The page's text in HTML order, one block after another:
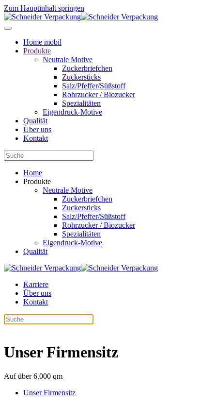
Zum Hauptinhalt springen
Home mobil
Produkte
Neutrale Motive
Zuckerbriefchen
Zuckersticks
Salz/Pfeffer/Süßstoff
Rohrzucker / Biozucker
Spezialitäten
Eigendruck-Motive
Qualität
Über uns
Kontakt
Home
Produkte
Neutrale Motive
Zuckerbriefchen
Zuckersticks
Salz/Pfeffer/Süßstoff
Rohrzucker / Biozucker
Spezialitäten
Eigendruck-Motive
Qualität
Karriere
Über uns
Kontakt
Unser Firmensitz
Auf über 6.000 qm
Unser Firmensitz